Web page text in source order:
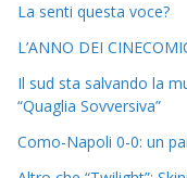
La senti questa voce?
L’ANNO DEI
Il sud sta salvando la
“Quaglia Sovversiva”
Como-Napoli 0-0: un